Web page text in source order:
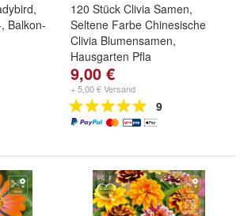
Balkon-
120 Stück Clivia Samen,
Seltene Farbe Chinesische
Clivia Blumensamen,
Hausgarten Pfla
9,00 €
+ 5,00 € Versand
9